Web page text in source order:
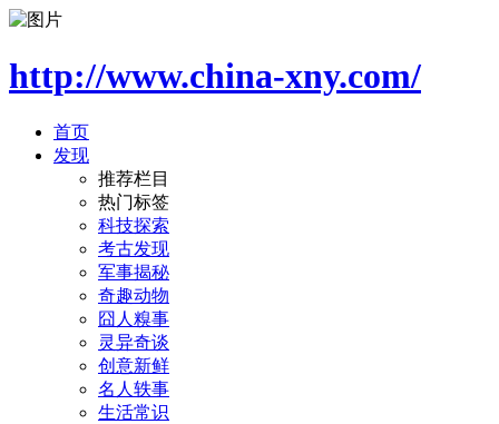
http://www.china-xny.com/
首页
发现
推荐栏目
热门标签
科技探索
考古发现
军事揭秘
奇趣动物
囧人糗事
灵异奇谈
创意新鲜
名人轶事
生活常识